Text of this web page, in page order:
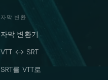
자막 변환
자막 변환기
VTT ↔ SRT
SRT를 VTT로